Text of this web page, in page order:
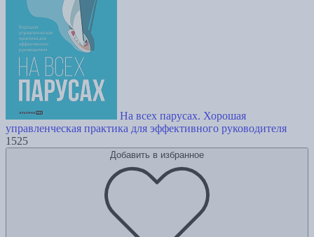
На всех парусах. Хорошая
управленческая практика для эффективного руководителя
1525
Добавить в избранное